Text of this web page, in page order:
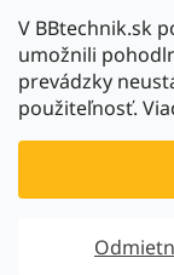
V BBtechnik.sk
umožnili
prevádzky
použiteľnosť.
bbtechnik
https://